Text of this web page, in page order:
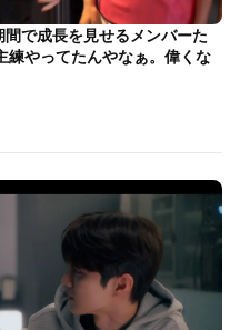
で成長を見せるメンバーた
練やってたんやなぁ。偉くな